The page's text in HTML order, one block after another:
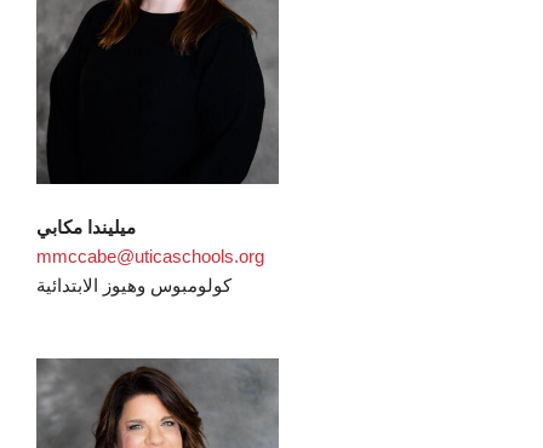
ميليندا مكابي
mmccabe@uticaschools.org
كولومبوس وهيوز الابتدائية